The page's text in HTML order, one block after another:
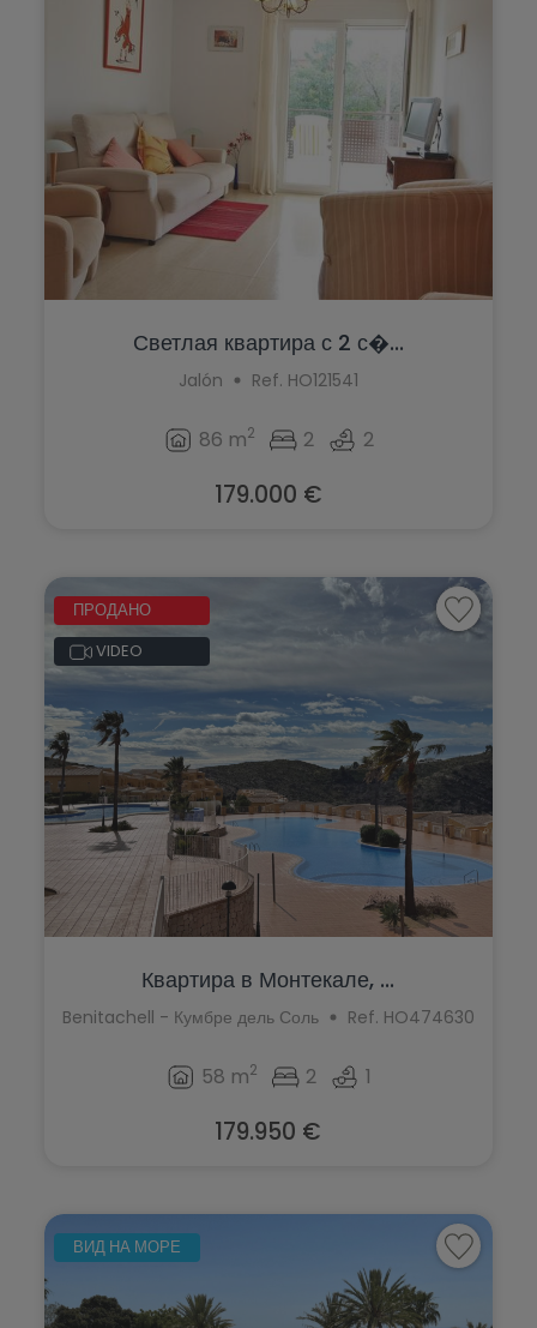
Светлая квартира с 2 с�...
Jalón Ref. HO121541
86 m2 2 2
179.000 €
ПРОДАНО
VIDEO
Квартира в Монтекале, ...
Benitachell - Кумбре дель Соль Ref. HO474630
58 m2 2 1
179.950 €
ВИД НА МОРЕ